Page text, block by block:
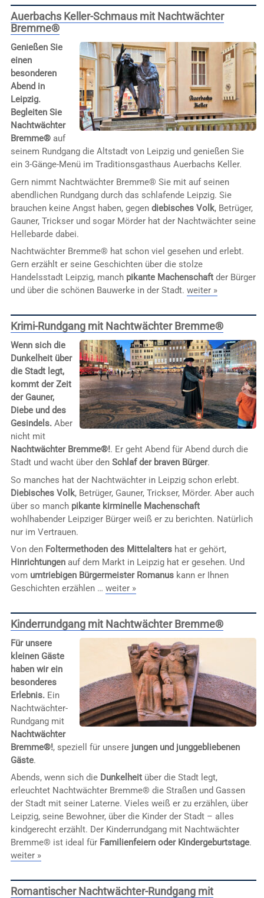
Auerbachs Keller-Schmaus mit Nachtwächter
Bremme®
Genießen Sie
einen
besonderen
Abend in
Leipzig.
Begleiten Sie
Nachtwächter
Bremme®auf
seinem Rundgang die Altstadt von Leipzig und genießen Sie
ein 3-Gänge-Menü im Traditionsgasthaus Auerbachs Keller.
Gern nimmt Nachtwächter Bremme® Sie mit auf seinen
abendlichen Rundgang durch das schlafende Leipzig. Sie
brauchen keine Angst haben, gegen diebisches Volk, Betrüger,
Gauner, Trickser und sogar Mörder hat der Nachtwächter seine
Hellebarde dabei.
Nachtwächter Bremme® hat schon viel gesehen und erlebt.
Gern erzählt er seine Geschichten über die stolze
Handelsstadt Leipzig, manch pikante Machenschaftder Bürger
und über die schönen Bauwerke in der Stadt. weiter »
Krimi-Rundgang mit Nachtwächter Bremme®
Wenn sich die
Dunkelheit über
die Stadt legt,
kommt der Zeit
der Gauner,
Diebe und des
Gesindels.Aber
nicht mit
Nachtwächter Bremme®!. Er geht Abend für Abend durch die
Stadt und wacht über den Schlaf der braven Bürger.
So manches hat der Nachtwächter in Leipzig schon erlebt.
Diebisches Volk, Betrüger, Gauner, Trickser, Mörder. Aber auch
über so manch pikante kirminelle Machenschaft
wohlhabender Leipziger Bürger weiß er zu berichten. Natürlich
nur im Vertrauen.
Von den Foltermethoden des Mittelaltershat er gehört,
Hinrichtungenauf dem Markt in Leipzig hat er gesehen. Und
vom umtriebigen Bürgermeister Romanuskann er Ihnen
Geschichten erzählen … weiter »
Kinderrundgang mit Nachtwächter Bremme®
Für unsere
kleinen Gäste
haben wir ein
besonderes
Erlebnis.Ein
Nachtwächter-
Rundgang mit
Nachtwächter
Bremme®!, speziell für unsere jungen und junggebliebenen
Gäste.
Abends, wenn sich die Dunkelheitüber die Stadt legt,
erleuchtet Nachtwächter Bremme® die Straßen und Gassen
der Stadt mit seiner Laterne. Vieles weiß er zu erzählen, über
Leipzig, seine Bewohner, über die Kinder der Stadt – alles
kindgerecht erzählt. Der Kinderrundgang mit Nachtwächter
Bremme® ist ideal für Familienfeiern oder Kindergeburtstage.
weiter »
Romantischer Nachtwächter-Rundgang mit